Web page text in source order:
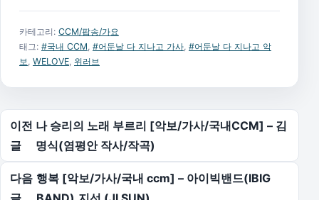
카테고리: CCM/팝송/가요
태그: #국내 CCM, #어둔날 다 지나고 가사, #어둔날 다 지나고 악
보, WELOVE, 위러브
글 탐색
이전
글
나 승리의 노래 부르리 [악보/가사/국내CCM] – 김
명식(염평안 작사/작곡)
다음 행복 [악보/가사/국내 ccm] – 아이빅밴드(IBIG